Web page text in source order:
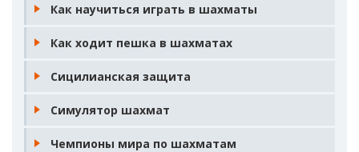
Как научиться играть в шахматы
Как ходит пешка в шахматах
Сицилианская защита
Симулятор шахмат
Чемпионы мира по шахматам